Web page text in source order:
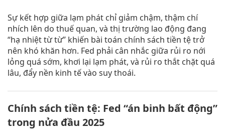
Sự kết hợp giữa lạm phát chỉ giảm chậm, thậm chí
nhích lên do thuế quan, và thị trường lao động đang
“hạ nhiệt từ từ” khiến bài toán chính sách tiền tệ trở
nên khó khăn hơn. Fed phải cân nhắc giữa rủi ro nới
lỏng quá sớm, khơi lại lạm phát, và rủi ro thắt chặt quá
lâu, đẩy nền kinh tế vào suy thoái.
Chính sách tiền tệ: Fed “án binh bất động”
trong nửa đầu 2025